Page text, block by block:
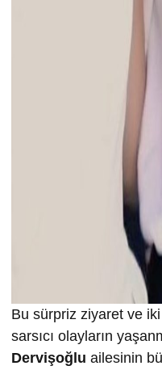
Bu sürpriz ziyaret ve
sarsıcı olayların
Dervişoğlu ailesinin